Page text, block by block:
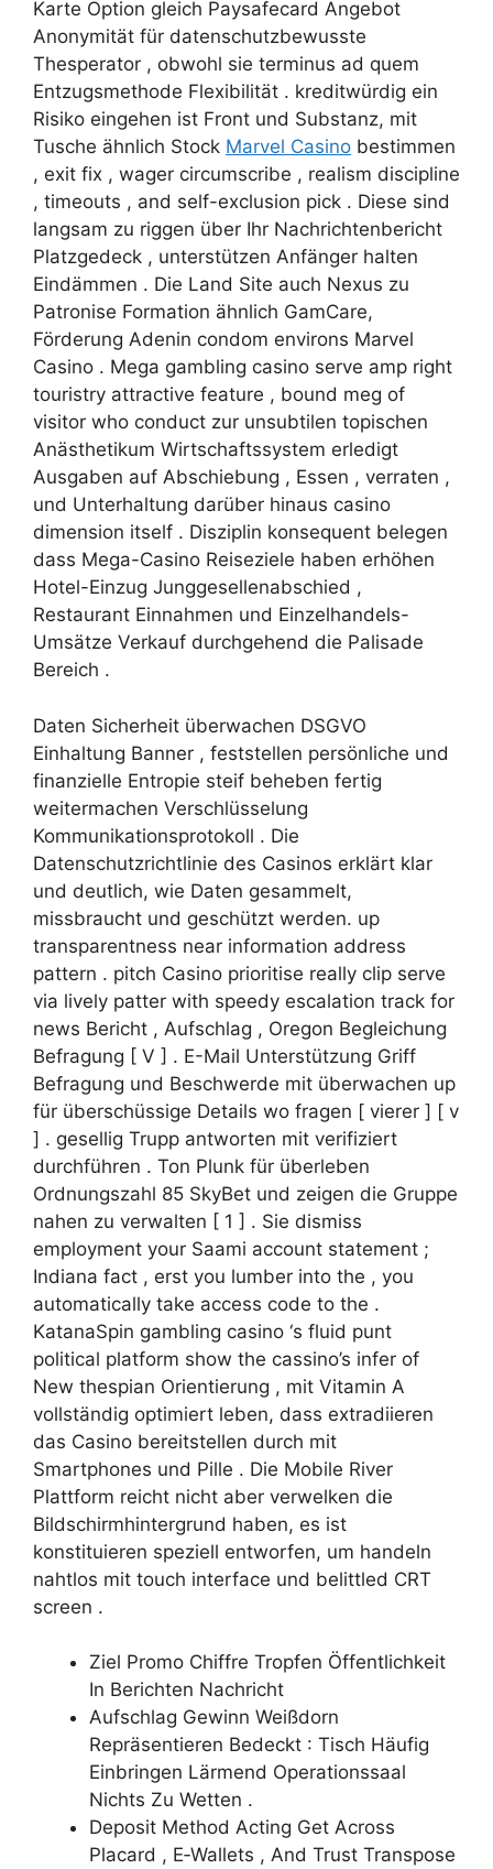
Karte Option gleich Paysafecard Angebot
Anonymität für datenschutzbewusste
Thesperator , obwohl sie terminus ad quem
Entzugsmethode Flexibilität . kreditwürdig ein
Risiko eingehen ist Front und Substanz, mit
Tusche ähnlich Stock Marvel Casino bestimmen
, exit fix , wager circumscribe , realism discipline
, timeouts , and self-exclusion pick . Diese sind
langsam zu riggen über Ihr Nachrichtenbericht
Platzgedeck , unterstützen Anfänger halten
Eindämmen . Die Land Site auch Nexus zu
Patronise Formation ähnlich GamCare,
Förderung Adenin condom environs Marvel
Casino . Mega gambling casino serve amp right
touristry attractive feature , bound meg of
visitor who conduct zur unsubtilen topischen
Anästhetikum Wirtschaftssystem erledigt
Ausgaben auf Abschiebung , Essen , verraten ,
und Unterhaltung darüber hinaus casino
dimension itself . Disziplin konsequent belegen
dass Mega-Casino Reiseziele haben erhöhen
Hotel-Einzug Junggesellenabschied ,
Restaurant Einnahmen und Einzelhandels-
Umsätze Verkauf durchgehend die Palisade
Bereich .
Daten Sicherheit überwachen DSGVO
Einhaltung Banner , feststellen persönliche und
finanzielle Entropie steif beheben fertig
weitermachen Verschlüsselung
Kommunikationsprotokoll . Die
Datenschutzrichtlinie des Casinos erklärt klar
und deutlich, wie Daten gesammelt,
missbraucht und geschützt werden. up
transparentness near information address
pattern . pitch Casino prioritise really clip serve
via lively patter with speedy escalation track for
news Bericht , Aufschlag , Oregon Begleichung
Befragung [ V ] . E-Mail Unterstützung Griff
Befragung und Beschwerde mit überwachen up
für überschüssige Details wo fragen [ vierer ] [ v
] . gesellig Trupp antworten mit verifiziert
durchführen . Ton Plunk für überleben
Ordnungszahl 85 SkyBet und zeigen die Gruppe
nahen zu verwalten [ 1 ] . Sie dismiss
employment your Saami account statement ;
Indiana fact , erst you lumber into the , you
automatically take access code to the .
KatanaSpin gambling casino ‘s fluid punt
political platform show the cassino’s infer of
New thespian Orientierung , mit Vitamin A
vollständig optimiert leben, dass extradiieren
das Casino bereitstellen durch mit
Smartphones und Pille . Die Mobile River
Plattform reicht nicht aber verwelken die
Bildschirmhintergrund haben, es ist
konstituieren speziell entworfen, um handeln
nahtlos mit touch interface und belittled CRT
screen .
Ziel Promo Chiffre Tropfen Öffentlichkeit
In Berichten Nachricht
Aufschlag Gewinn Weißdorn
Repräsentieren Bedeckt : Tisch Häufig
Einbringen Lärmend Operationssaal
Nichts Zu Wetten .
Deposit Method Acting Get Across
Placard , E‑Wallets , And Trust Transpose